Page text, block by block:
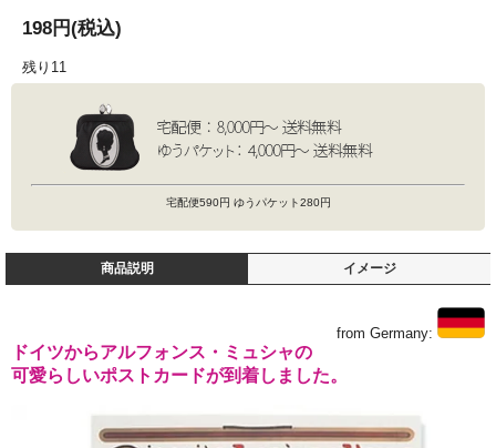
198円(税込)
残り11
宅配便590円 ゆうパケット280円
商品説明 イメージ
from Germany:
ドイツからアルフォンス・ミュシャの
可愛らしいポストカードが到着しました。